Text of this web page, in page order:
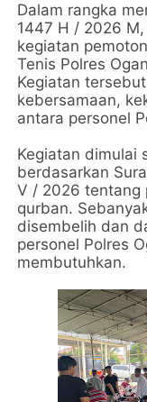
Dalam rangka
1447 H / 2026
kegiatan
Tenis Polres
Kegiatan
kebersamaan,
antara personel
Kegiatan dimulai
berdasarkan
V / 2026 tentang
qurban.
disembelih dan
personel Polres
membutuhkan.